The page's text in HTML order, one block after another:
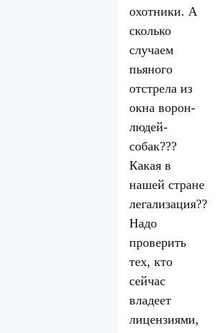
охотники. А
сколько
случаем
пьяного
отстрела из
окна ворон-
людей-
собак???
Какая в
нашей стране
легализация???
Надо
проверить
тех, кто
сейчас
владеет
лицензиями,